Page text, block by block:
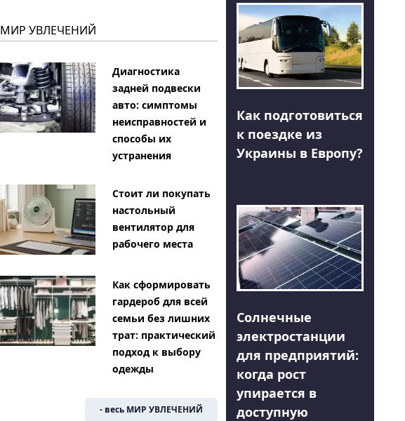
МИР УВЛЕЧЕНИЙ
Диагностика
задней подвески
авто: симптомы
неисправностей и
способы их
устранения
Стоит ли покупать
настольный
вентилятор для
рабочего места
Как сформировать
гардероб для всей
семьи без лишних
трат: практический
подход к выбору
одежды
- весь МИР УВЛЕЧЕНИЙ
Как подготовиться
к поездке из
Украины в Европу?
Солнечные
электростанции
для предприятий:
когда рост
упирается в
доступную